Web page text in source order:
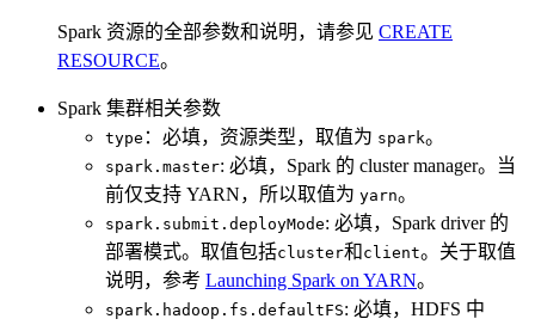
Spark 资源的全部参数和说明，请参见 CREATE
RESOURCE。
Spark 集群相关参数
type ：必填，资源类型，取值为 spark。
spark.master: 必填，Spark 的 cluster manager。当
前仅支持 YARN，所以取值为 yarn。
spark.submit.deployMode: 必填，Spark driver 的
部署模式。取值包括cluster和 client。关于取值
说明，参考 Launching Spark on YARN。
spark.hadoop.fs.defaultFS: 必填，HDFS 中